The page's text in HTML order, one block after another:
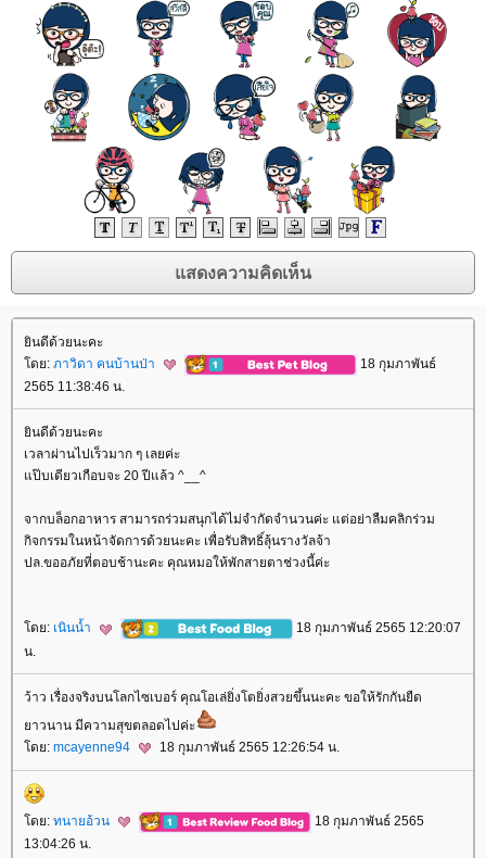
ินดีด้วยนะคะ
ดย: ภาวิดา คนบ้านป่า
18 กุมภาพันธ์
2565 11:38:46 น.
ินดีด้วยนะคะ
เวลาผ่านไปเร็วมาก ๆ เลยค่ะ
ป๊บเดียวเกือบจะ 20 ปีแล้ว ^__^
จากบล็อกอาหาร สามารถร่วมสนุกได้ไม่จำกัดจำนวนค่ะ แต่อย่าลืมคลิกร่วม
กิจกรรมในหน้าจัดการด้วยนะคะ เพื่อรับสิทธิ์ลุ้นรางวัลจ้า
ปล.ขออภัยที่ตอบช้านะคะ คุณหมอให้พักสายตาช่วงนี้ค่ะ
ดย: เนินน้ำ
18 กุมภาพันธ์ 2565 12:20:07
น.
ว้าว เรื่องจริงบนโลกไซเบอร์ คุณโอเล่ยิ่งโตยิ่งสวยขึ้นนะคะ ขอให้รักกันยืด
าวนาน มีความสุขตลอดไปค่ะ
ดย: mcayenne94 18 กุมภาพันธ์ 2565 12:26:54 น.
ดย: ทนายอ้วน
18 กุมภาพันธ์ 2565
13:04:26 น.